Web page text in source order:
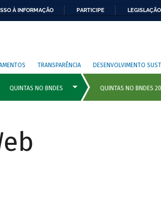
À INFORMAÇÃO PARTICIPE LEGISLAÇÃO
TRANSPARÊNCIA DESENVOLVIMENTO